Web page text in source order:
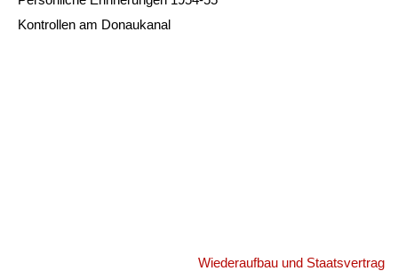
Kontrollen am Donaukanal
Wiederaufbau und Staatsvertrag